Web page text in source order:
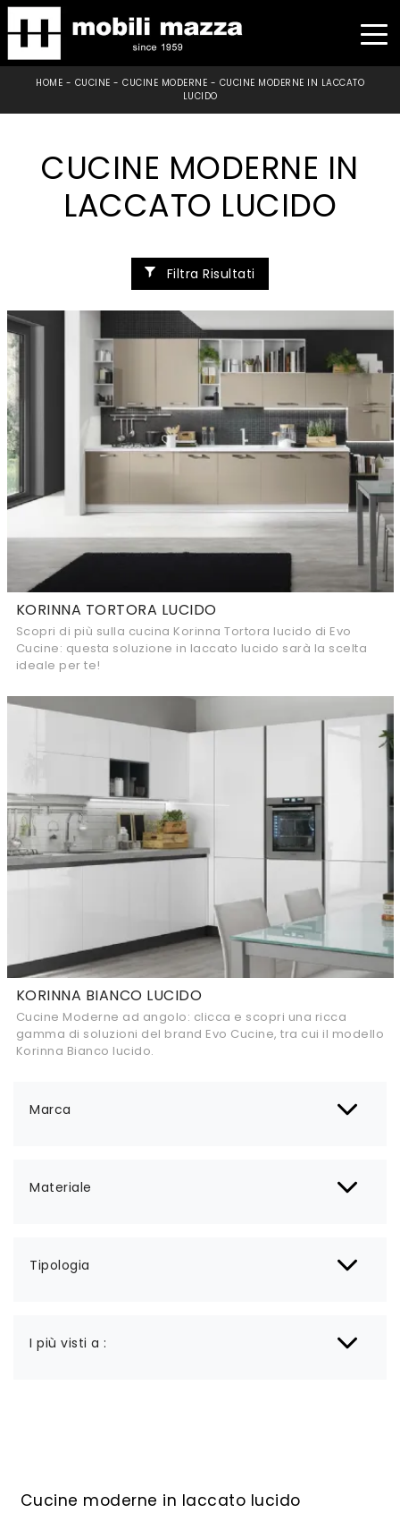
HOME - CUCINE - CUCINE MODERNE - CUCINE MODERNE IN LACCATO
LUCIDO
CUCINE MODERNE IN
LACCATO LUCIDO
Marca
Materiale
Tipologia
I più visti a :
Filtra Risultati
KORINNA TORTORA LUCIDO
Scopri di più sulla cucina Korinna Tortora lucido di Evo
Cucine: questa soluzione in laccato lucido sarà la scelta
ideale per te!
KORINNA BIANCO LUCIDO
Cucine Moderne ad angolo: clicca e scopri una ricca
gamma di soluzioni del brand Evo Cucine, tra cui il modello
Korinna Bianco lucido.
Cucine moderne in laccato lucido